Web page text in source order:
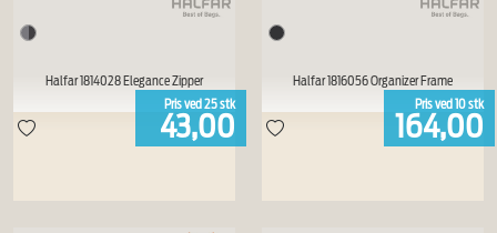
Halfar 1814028 Elegance Zipper
Pris ved 25stk
43,00
Halfar 1816056 Organizer Frame
Pris ved 10stk
164,00